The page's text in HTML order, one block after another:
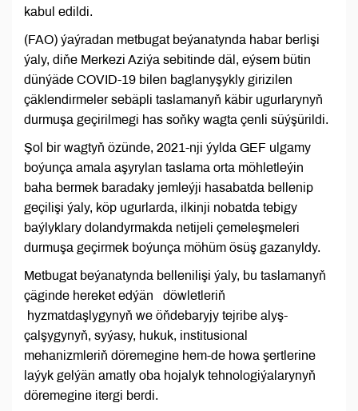
kabul edildi.
(FAO) ýaýradan metbugat beýanatynda habar berlişi
ýaly, diňe Merkezi Aziýa sebitinde däl, eýsem bütin
dünýäde COVID-19 bilen baglanyşykly girizilen
çäklendirmeler sebäpli taslamanyň käbir ugurlarynyň
durmuşa geçirilmegi has soňky wagta çenli süýşürildi.
Şol bir wagtyň özünde, 2021-nji ýylda GEF ulgamy
boýunça amala aşyrylan taslama orta möhletleýin
baha bermek baradaky jemleýji hasabatda bellenip
geçilişi ýaly, köp ugurlarda, ilkinji nobatda tebigy
baýlyklary dolandyrmakda netijeli çemeleşmeleri
durmuşa geçirmek boýunça möhüm ösüş gazanyldy.
Metbugat beýanatynda bellenilişi ýaly, bu taslamanyň
çäginde hereket edýän döwletleriň
hyzmatdaşlygynyň we öňdebaryjy tejribe alyş-
çalşygynyň, syýasy, hukuk, institusional
mehanizmleriň döremegine hem-de howa şertlerine
laýyk gelýän amatly oba hojalyk tehnologiýalarynyň
döremegine itergi berdi.